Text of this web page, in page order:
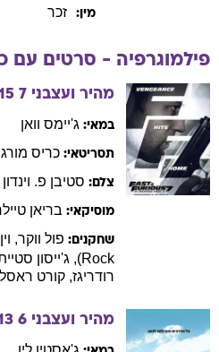
מין: זכר
פילמוגרפיה - סרטים עם
מהיר ועצבני 7
במאי: ג'יימס וואן
תסריטאי: כריס
צלם: סטיבן פ. וינדון
מוסיקאי: בריאן
שחקנים: פול ווקר, וין
Rock)
, ג'ייסון
רודריגז, קורט ראסל
מהיר ועצבני 6